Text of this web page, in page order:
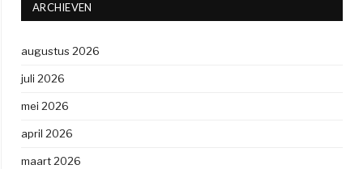
ARCHIEVEN
augustus 2026
juli 2026
mei 2026
april 2026
maart 2026